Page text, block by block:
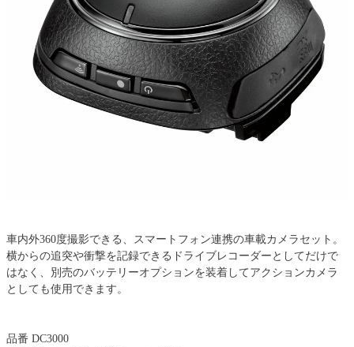
車内外360度撮影できる、スマートフォン連携の車載カメラセット。
横からの追突や衝撃を記録できるドライブレコーダーとしてだけで
はなく、別売のバッテリーオプションを装着してアクションカメラ
としても使用できます。
品番 DC3000